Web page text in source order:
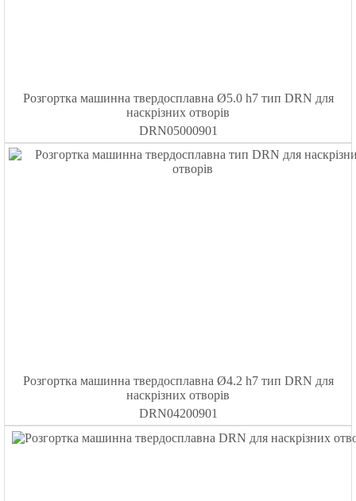
Розгортка машинна твердосплавна Ø5.0 h7 тип DRN для
наскрізних отворів
DRN05000901
Розгортка машинна твердосплавна Ø4.2 h7 тип DRN для
наскрізних отворів
DRN04200901